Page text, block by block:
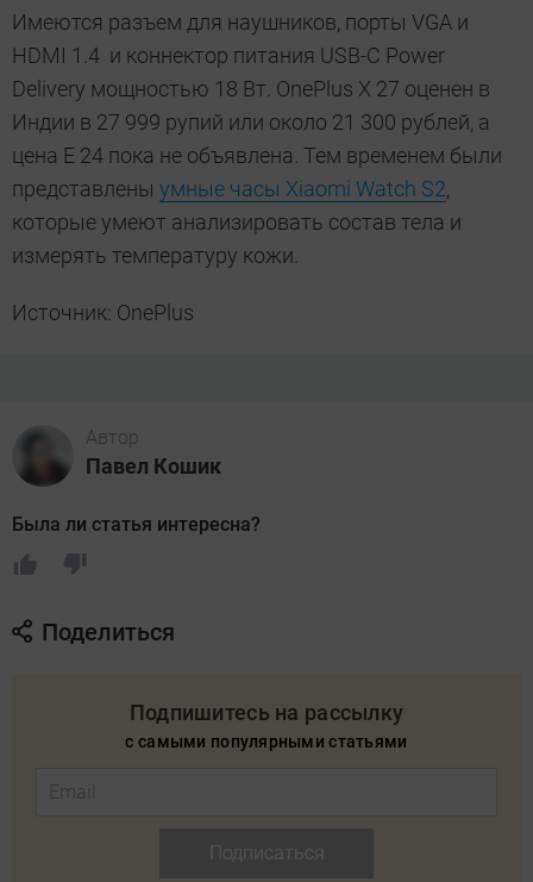
Имеются разъем для наушников, порты VGA и
HDMI 1.4 и коннектор питания USB-C Power
Delivery мощностью 18 Вт. OnePlus X 27 оценен в
Индии в 27 999 рупий или около 21 300 рублей, а
цена E 24 пока не объявлена. Тем временем были
представлены умные часы Xiaomi Watch S2,
которые умеют анализировать состав тела и
измерять температуру кожи.
Источник: OnePlus
Автор
Павел Кошик
Была ли статья интересна?
Поделиться
Подпишитесь на рассылку
с самыми популярными статьями